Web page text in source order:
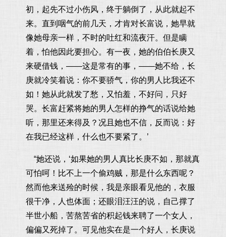
初，起先不过小伤风，终于躺倒了，从此就起不
来。直到咽气的前几天，才肯对长富说，她早就
像她母亲一样，不时的吐红和流夜汗。但是瞒
着，怕他因此要担心。有一夜，她的伯伯长庚又
来硬借钱，——这是常有的事，——她不给，长
庚就冷笑着说：你不要骄气，你的男人比我还不
如！她从此就发了愁，又怕羞，不好问，只好
哭。长富赶紧将她的男人怎样的挣气的话说给她
听，那里还来得及？况且她也不信，反而说：好
在我已经这样，什么也不要紧了。’
“她还说，‘如果她的男人真比长庚不如，那就真
可怕呵！比不上一个偷鸡贼，那是什么东西呢？
然而他来送殓的时候，我是亲眼看见他的，衣服
很干净，人也体面；还眼泪汪汪的说，自己撑了
半世小船，苦熬苦省的积起钱来聘了一个女人，
偏偏又死掉了。可见他实在是一个好人，长庚说